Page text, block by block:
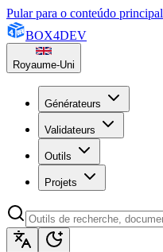
Pular para o conteúdo principal
BOX4DEV
Royaume-Uni
Générateurs
Validateurs
Outils
Projets